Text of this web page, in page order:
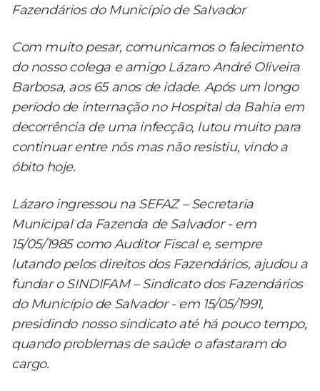
Fazendários do Município de Salvador
Com muito pesar, comunicamos o falecimento
do nosso colega e amigo Lázaro André Oliveira
Barbosa, aos 65 anos de idade. Após um longo
período de internação no Hospital da Bahia em
decorrência de uma infecção, lutou muito para
continuar entre nós mas não resistiu, vindo a
óbito hoje.
Lázaro ingressou na SEFAZ – Secretaria
Municipal da Fazenda de Salvador - em
15/05/1985 como Auditor Fiscal e, sempre
lutando pelos direitos dos Fazendários, ajudou a
fundar o SINDIFAM – Sindicato dos Fazendários
do Município de Salvador - em 15/05/1991,
presidindo nosso sindicato até há pouco tempo,
quando problemas de saúde o afastaram do
cargo.